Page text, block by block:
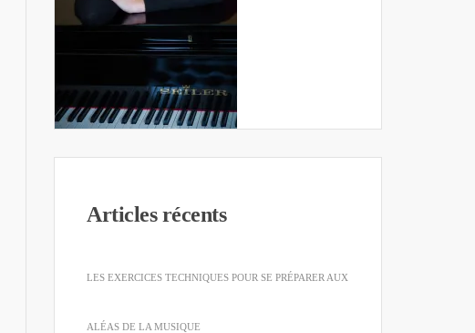
Articles récents
LES EXERCICES TECHNIQUES POUR SE PRÉPARER AUX
ALÉAS DE LA MUSIQUE